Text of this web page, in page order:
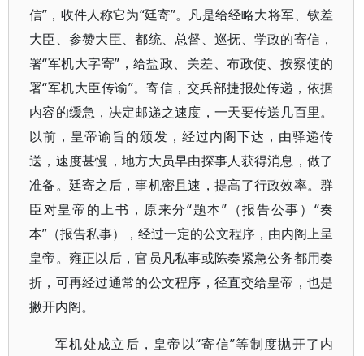
信”，收件人称它为“廷寄”。凡是给经略大将军、钦差
大臣、参赞大臣、都统、总督、巡抚、学政的寄信，
署“军机大字寄”，给盐政、关差、布政使、按察使的
署“军机大臣传谕”。寄信，交兵部捷报处传递，依据
内容的缓急，决定邮递之速度，一天要传送几百里。
以前，皇帝谕旨的颁发，经过内阁下达，由驿递传
送，速度甚慢，地方大员早由探事人获得消息，做了
准备。廷寄之后，事机密且速，提高了行政效率。群
臣对皇帝的上书，原来分“题本”（报告公事）“奏
本”（报告私事），经过一定的公文程序，由内阁上呈
皇帝。雍正以后，官员凡私事或陈奏紧急公务都用奏
折，可再经过通常的公文程序，径直交给皇帝，也是
撇开内阁。
军机处成立后，皇帝以“寄信”等制度抛开了内